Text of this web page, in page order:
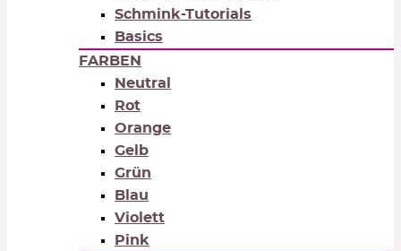
Schmink-Tutorials
Basics
FARBEN
Neutral
Rot
Orange
Gelb
Grün
Blau
Violett
Pink